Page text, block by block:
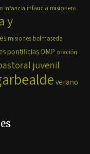
infancia infancia misionera
y
misiones balmaseda
pontificias OMP oración
juvenil
verano